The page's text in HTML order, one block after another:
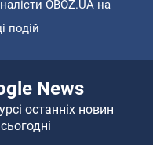
OBOZ.UA на
подій
News
останніх новин